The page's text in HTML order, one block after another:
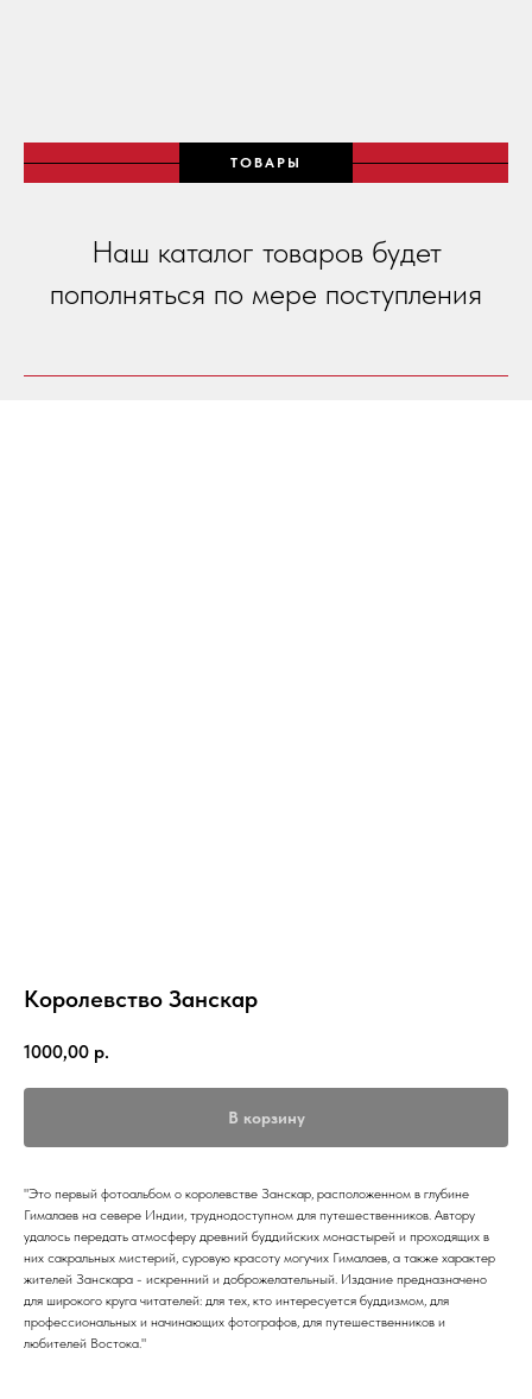
ТОВАРЫ
Наш каталог товаров будет
пополняться по мере поступления
Королевство Занскар
1000,00 р.
В корзину
"Это первый фотоальбом о королевстве Занскар, расположенном в глубине
Гималаев на севере Индии, труднодоступном для путешественников. Автору
удалось передать атмосферу древний буддийских монастырей и проходящих в
них сакральных мистерий, суровую красоту могучих Гималаев, а также характер
жителей Занскара - искренний и доброжелательный. Издание предназначено
для широкого круга читателей: для тех, кто интересуется буддизмом, для
профессиональных и начинающих фотографов, для путешественников и
любителей Востока."